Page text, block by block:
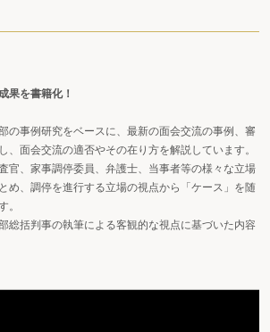
果を書籍化！
の事例研究をベースに、最新の面会交流の事例、審
、面会交流の適否やその在り方を解説しています。
官、家事調停委員、弁護士、当事者等の様々な立場
め、調停を進行する立場の視点から「ケース」を随
。
総括判事の執筆による客観的な視点に基づいた内容